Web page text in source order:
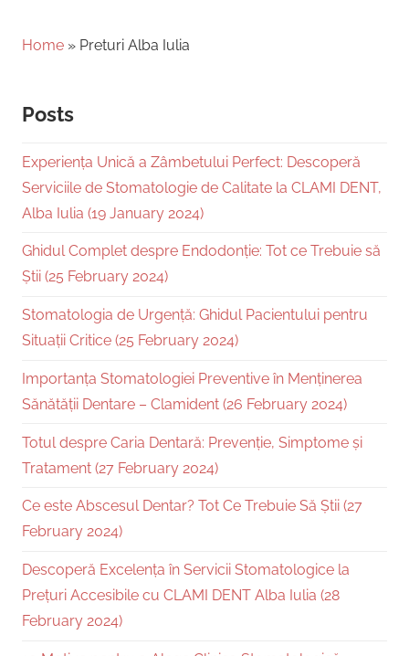
Home » Preturi Alba Iulia
Posts
Experiența Unică a Zâmbetului Perfect: Descoperă
Serviciile de Stomatologie de Calitate la CLAMI DENT,
Alba Iulia (19 January 2024)
Ghidul Complet despre Endodonție: Tot ce Trebuie să
Știi (25 February 2024)
Stomatologia de Urgență: Ghidul Pacientului pentru
Situații Critice (25 February 2024)
Importanța Stomatologiei Preventive în Menținerea
Sănătății Dentare – Clamident (26 February 2024)
Totul despre Caria Dentară: Prevenție, Simptome și
Tratament (27 February 2024)
Ce este Abscesul Dentar? Tot Ce Trebuie Să Știi (27
February 2024)
Descoperă Excelența în Servicii Stomatologice la
Prețuri Accesibile cu CLAMI DENT Alba Iulia (28
February 2024)